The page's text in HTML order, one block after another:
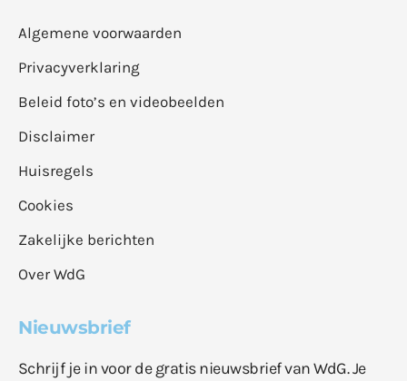
Algemene voorwaarden
Privacyverklaring
Beleid foto’s en videobeelden
Disclaimer
Huisregels
Cookies
Zakelijke berichten
Over WdG
Nieuwsbrief
Schrijf je in voor de gratis nieuwsbrief van WdG. Je